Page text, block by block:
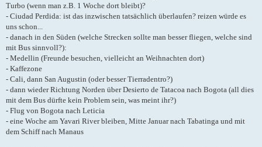
Turbo (wenn man z.B. 1 Woche dort bleibt)?
- Ciudad Perdida: ist das inzwischen tatsächlich überlaufen? reizen würde es
uns schon...
- danach in den Süden (welche Strecken sollte man besser fliegen, welche sind
mit Bus sinnvoll?):
- Medellin (Freunde besuchen, vielleicht an Weihnachten dort)
- Kaffezone
- Cali, dann San Augustin (oder besser Tierradentro?)
- dann wieder Richtung Norden über Desierto de Tatacoa nach Bogota (all dies
mit dem Bus dürfte kein Problem sein, was meint ihr?)
- Flug von Bogota nach Leticia
- eine Woche am Yavari River bleiben, Mitte Januar nach Tabatinga und mit
dem Schiff nach Manaus